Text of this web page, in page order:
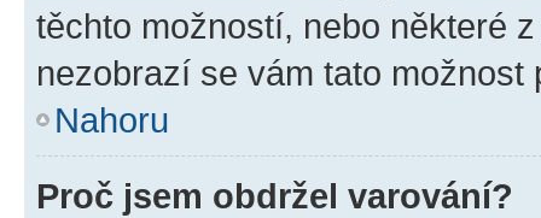
těchto možností, nebo některé
nezobrazí se vám tato
Nahoru
Proč jsem obdržel varování?